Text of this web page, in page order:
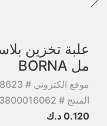
مل BORNA
موقع الكتروني # 158623
المنتج # 3800016062
0.120 د.ك